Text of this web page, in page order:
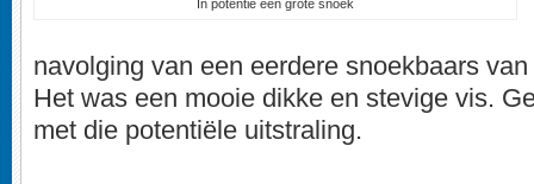
In potentie een grote snoek
navolging van een eerdere snoekbaars
Het was een mooie dikke en stevige vis.
met die potentiële uitstraling.